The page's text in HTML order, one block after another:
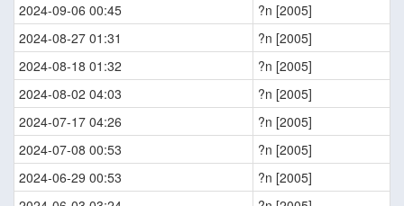
2024-09-06 00:45
?n [2005]
2024-08-27 01:31
?n [2005]
2024-08-18 01:32
?n [2005]
2024-08-02 04:03
?n [2005]
2024-07-17 04:26
?n [2005]
2024-07-08 00:53
?n [2005]
2024-06-29 00:53
?n [2005]